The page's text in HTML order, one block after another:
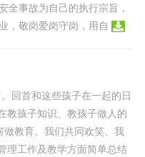
全事故为自己的执行宗旨，
，敬岗爱岗守岗，用自
回首和这些孩子在一起的日
教孩子知识、教孩子做人的
教育。我们共同欢笑、我
工作及教学方面简单总结